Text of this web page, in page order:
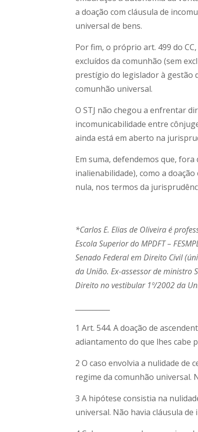
a doação com cláusula de
universal de bens.
Por fim, o próprio art. 499 do
excluídos da comunhão (sem
prestígio do legislador à gestão
comunhão universal.
O STJ não chegou a enfrentar
incomunicabilidade entre
ainda está em aberto na
Em suma, defendemos que,
inalienabilidade), como a
nula, nos termos da
*Carlos E. Elias de Oliveira é
Escola Superior do MPDFT –
Senado Federal em Direito Civil
da União. Ex-assessor de ministro
Direito no vestibular 1º/2002 da
1 Art. 544. A doação de
adiantamento do que lhes cabe
2 O caso envolvia a nulidade de
regime da comunhão universal.
3 A hipótese consistia na
universal. Não havia cláusula de